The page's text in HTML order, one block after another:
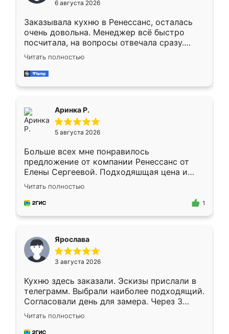
мебели буду заказывать только здесь.
6 августа 2026
Заказывала кухню в Ренессанс, осталась
очень довольна. Менеджер всё быстро
посчитала, на вопросы отвечала сразу.
Замерщик приехал в субботу, подошёл к
делу со всей ответственностью. Собрали
за день, ребята работали аккуратно, даже
Читать полностью
Аринка Р.
5 августа 2026
Больше всех мне понравилось
предложение от компании Ренессанс от
Елены Сергеевой. Подходяшщая цена и
короткие сроки изготовления. Приехавший
для замера сотрудник Владислав
предложил по моему эскизу самый
Читать полностью
1
Ярослава
3 августа 2026
Кухню здесь заказали. Эскизы прислали в
телеграмм. Выбрали наиболее подходящий.
Согласовали день для замера. Через 3
недели кухня была уже готова. Остались
довольны работой. Спасибо Ренессанс
мебель за качественную работу!
Читать полностью